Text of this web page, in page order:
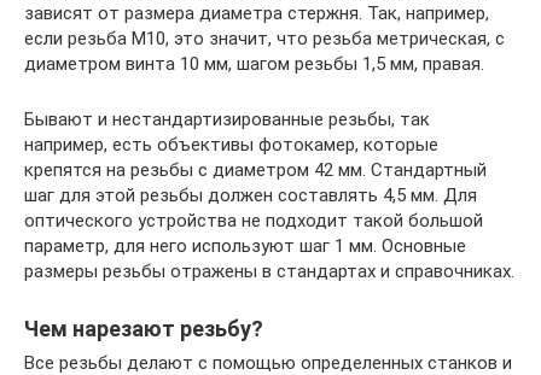
зависят от размера диаметра стержня. Так, например,
если резьба М10, это значит, что резьба метрическая, с
диаметром винта 10 мм, шагом резьбы 1,5 мм, правая.
Бывают и нестандартизированные резьбы, так
например, есть объективы фотокамер, которые
крепятся на резьбы с диаметром 42 мм. Стандартный
шаг для этой резьбы должен составлять 4,5 мм. Для
оптического устройства не подходит такой большой
параметр, для него используют шаг 1 мм. Основные
размеры резьбы отражены в стандартах и справочниках.
Чем нарезают резьбу?
Все резьбы делают с помощью определенных станков и